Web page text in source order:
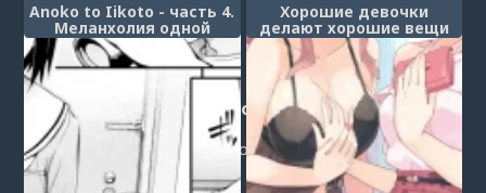
Anoko to Iikoto - часть 4.
Меланхолия одной
деревенской
старшеклассницы (A
Certain Countryside High
School Girl's Melancholy)
Хорошие девочки
делают хорошие вещи
(Iiko + Iikoto)
Post a comment
Login or registerto post a comment.